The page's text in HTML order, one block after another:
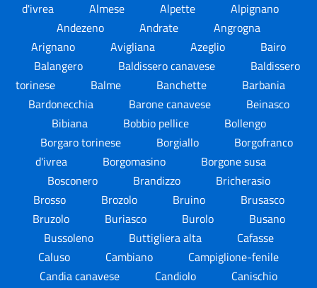
d'ivrea
Almese Alpette
Alpignano
Andezeno
Andrate
Angrogna
Arignano
Avigliana Azeglio
Bairo
Balangero
Baldissero canavese
Baldissero
torinese
Balme Banchette
Barbania
Bardonecchia
Barone canavese
Beinasco
Bibiana
Bobbio pellice
Bollengo
Borgaro torinese
Borgiallo
Borgofranco
d'ivrea
Borgomasino
Borgone susa
Bosconero
Brandizzo
Bricherasio
Brosso
Brozolo Bruino
Brusasco
Bruzolo
Buriasco Burolo
Busano
Bussoleno
Buttigliera alta
Cafasse
Caluso
Cambiano
Campiglione-fenile
Candia canavese
Candiolo
Canischio